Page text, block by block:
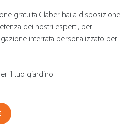
gratuita Claber hai a disposizione
dei nostri esperti, per
interrata personalizzato per
il tuo giardino.